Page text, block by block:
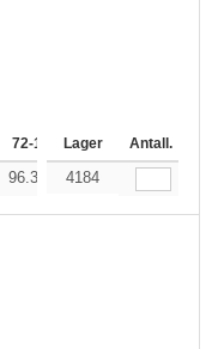
72-143 144-287 288 +
Lager Antall.
96.34 88.87
4184